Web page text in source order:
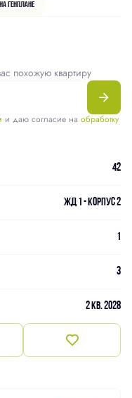
На генплане
похожую квартиру
и даю согласие на обработку
42
ЖД 1 - Корпус 2
1
3
2 кв. 2028